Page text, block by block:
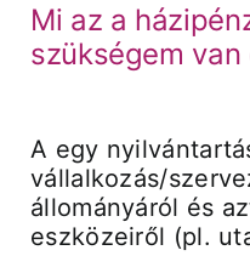
Mi az a
szükségem van
A egy
vállalkozás/
állományáról és
eszközeiről (pl.